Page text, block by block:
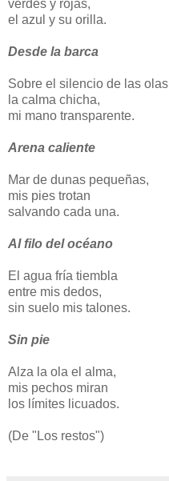
verdes y rojas,
el azul y su orilla.
Desde la barca
Sobre el silencio de las olas
la calma chicha,
mi mano transparente.
Arena caliente
Mar de dunas pequeñas,
mis pies trotan
salvando cada una.
Al filo del océano
El agua fría tiembla
entre mis dedos,
sin suelo mis talones.
Sin pie
Alza la ola el alma,
mis pechos miran
los límites licuados.
(De "Los restos")